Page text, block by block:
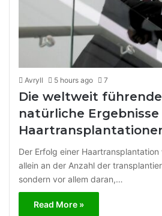
Avryll 5 hours ago 7
Die weltweit
natürliche Ergebnisse
Der Erfolg einer
allein an der Anzahl der
sondern vor allem daran,…
Read More »